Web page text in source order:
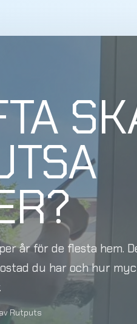
år för de flesta hem.
du har och hur
av Rutputs